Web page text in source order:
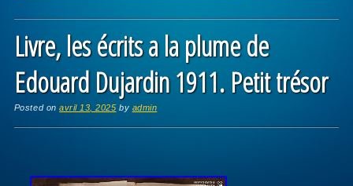
Livre, les écrits a la plume de
Edouard Dujardin 1911. Petit trésor
Posted onavril 13, 2025 by admin